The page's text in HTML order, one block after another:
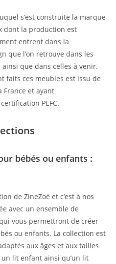
s’est construite la marque
dont la production est
entrent dans la
que l’on retrouve dans les
que dans celles à venir.
faits ces meubles est issu de
France et ayant
PEFC.
bébés ou enfants :
de ZineZoé et c’est à nos
avec un ensemble de
vous permettront de créer
ou enfants. La collection est
aux âges et aux tailles
un lit enfant ainsi qu’un lit